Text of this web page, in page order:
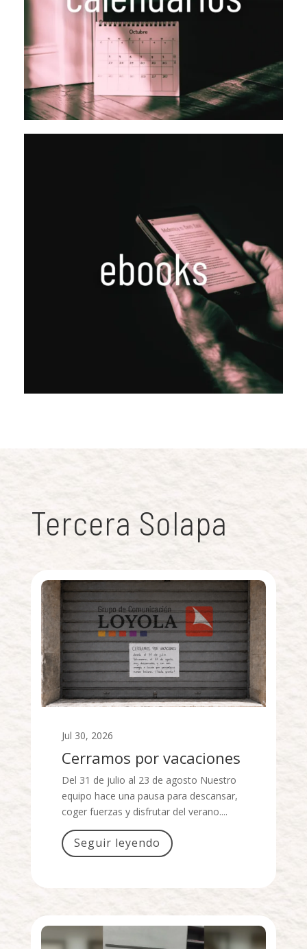
Tercera Solapa
Jul 30, 2026
Cerramos por vacaciones
Del 31 de julio al 23 de agosto Nuestro
equipo hace una pausa para descansar,
coger fuerzas y disfrutar del verano....
Seguir leyendo